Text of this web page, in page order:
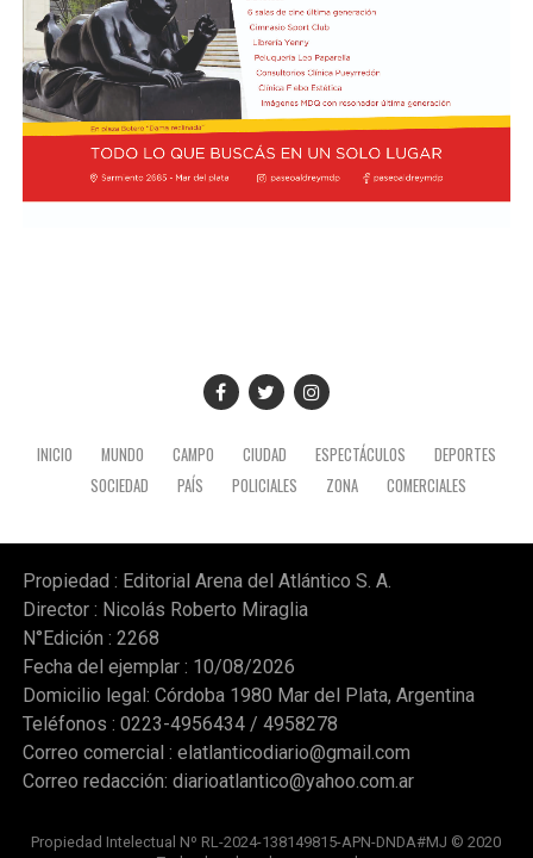
INICIO MUNDO CAMPO CIUDAD ESPECTÁCULOS
DEPORTES
SOCIEDAD
PAÍS POLICIALES ZONA COMERCIALES
Propiedad : Editorial Arena del Atlántico S. A.
Director : Nicolás Roberto Miraglia
N°Edición : 2268
Fecha del ejemplar : 10/08/2026
Domicilio legal: Córdoba 1980 Mar del Plata, Argentina
Teléfonos : 0223-4956434 / 4958278
Correo comercial : elatlanticodiario@gmail.com
Correo redacción: diarioatlantico@yahoo.com.ar
Propiedad Intelectual Nº RL-2024-138149815-APN-DNDA#MJ © 2020